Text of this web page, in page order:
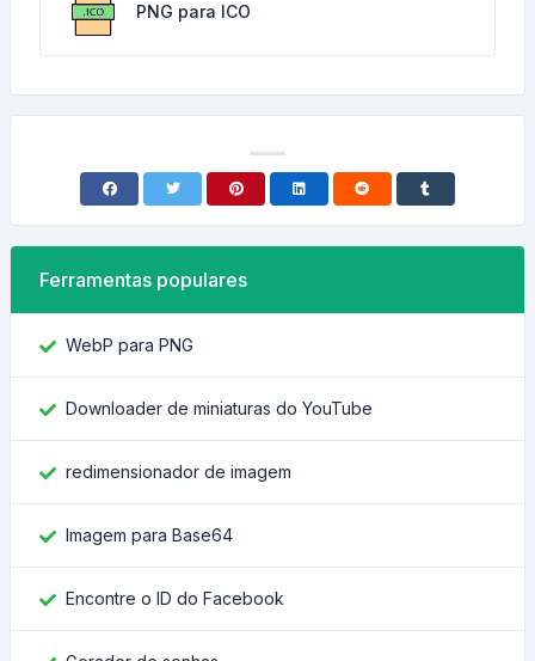
PNG para ICO
Ferramentas populares
WebP para PNG
Downloader de miniaturas do YouTube
redimensionador de imagem
Imagem para Base64
Encontre o ID do Facebook